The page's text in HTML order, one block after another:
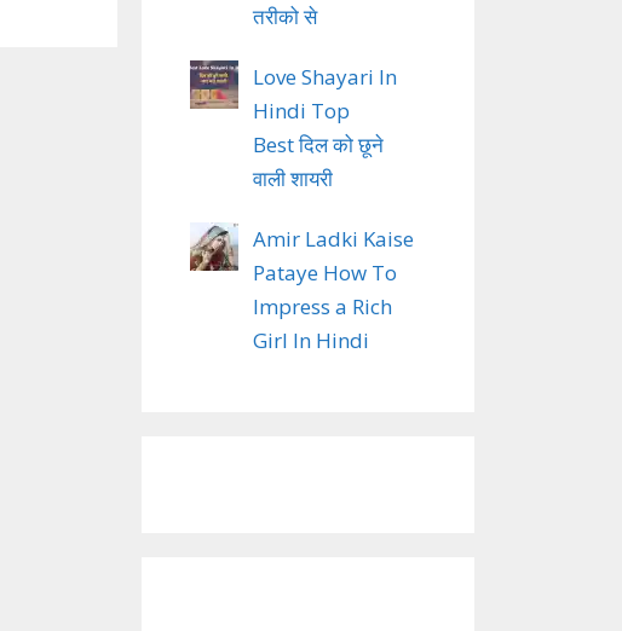
तरीको से
Love Shayari In
Hindi Top
Best दिल को छूने
वाली शायरी
Amir Ladki Kaise
Pataye How To
Impress a Rich
Girl In Hindi